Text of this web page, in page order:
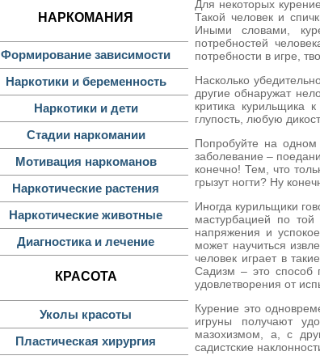
НАРКОМАНИЯ
Формирование зависимости
Наркотики и беременность
Наркотики и дети
Стадии наркомании
Мотивация наркоманов
Наркотические растения
Наркотические животные
Диагностика и лечение
КРАСОТА
Уколы красоты
Пластическая хирургия
Для некоторых
Такой человек и
Иными словами,
потребностей
потребности в игре,
Насколько
другие обнаружат
критика курильщика
глупость, любую
Попробуйте на одном
заболевание –
конечно! Тем, что
грызут ногти? Ну
Иногда курильщики
мастурбацией по
напряжения и
может научиться
человек играет в
Садизм – это способ
удовлетворения от
Курение это
игруны получают
мазохизмом, а, с
садистские